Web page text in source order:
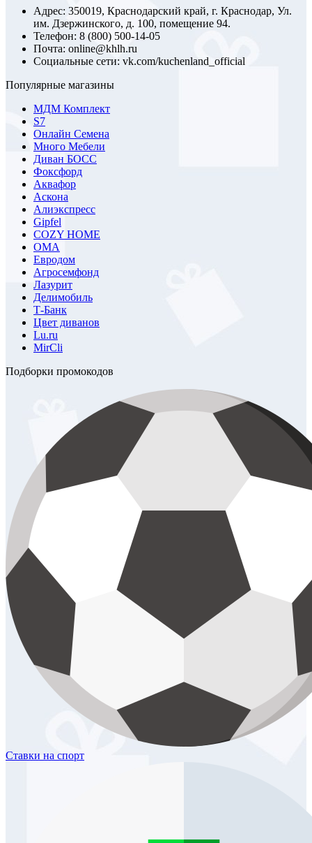
Адрес: 350019, Краснодарский край, г. Краснодар, Ул.
им. Дзержинского, д. 100, помещение 94.
Телефон: 8 (800) 500-14-05
Почта: online@khlh.ru
Социальные сети: vk.com/kuchenland_official
Популярные магазины
МДМ Комплект
S7
Онлайн Семена
Много Мебели
Диван БОСС
Фоксфорд
Аквафор
Аскона
Алиэкспресс
Gipfel
COZY HOME
ОМА
Евродом
Агросемфонд
Лазурит
Делимобиль
Т-Банк
Цвет диванов
Lu.ru
MirCli
Подборки промокодов
Ставки на спорт